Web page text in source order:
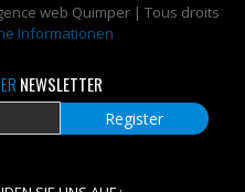
web Quimper | Tous droits
Informationen
NEWSLETTER